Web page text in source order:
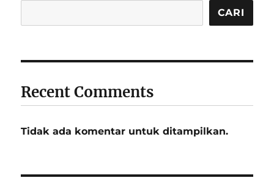
CARI
Recent Comments
Tidak ada komentar untuk ditampilkan.